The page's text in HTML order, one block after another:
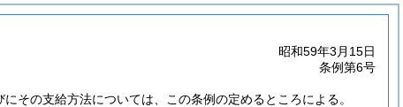
昭和59年3月15日
条例第6号
その支給方法については、この条例の定めるところによる。